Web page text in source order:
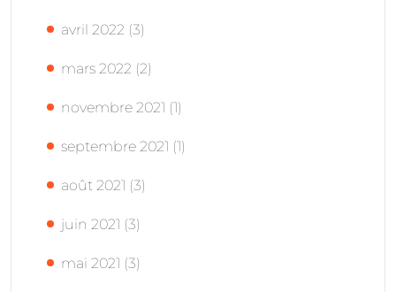
avril 2022 (3)
mars 2022 (2)
novembre 2021 (1)
septembre 2021 (1)
août 2021 (3)
juin 2021 (3)
mai 2021 (3)